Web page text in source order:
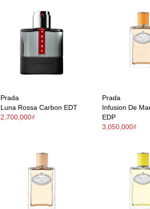
Prada
Luna Rossa Carbon EDT
2,700,000₫
Prada
Infusion De
EDP
3,050,000₫